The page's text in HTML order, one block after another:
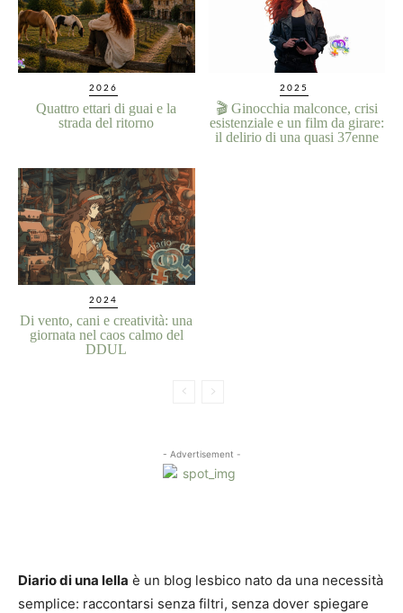
2026
Quattro ettari di guai e la
strada del ritorno
2025
🎬 Ginocchia malconce, crisi
esistenziale e un film da girare:
il delirio di una quasi 37enne
2024
Di vento, cani e creatività: una
giornata nel caos calmo del
DDUL
- Advertisement -
Diario di una lella è un blog lesbico nato da una necessità
semplice: raccontarsi senza filtri, senza dover spiegare